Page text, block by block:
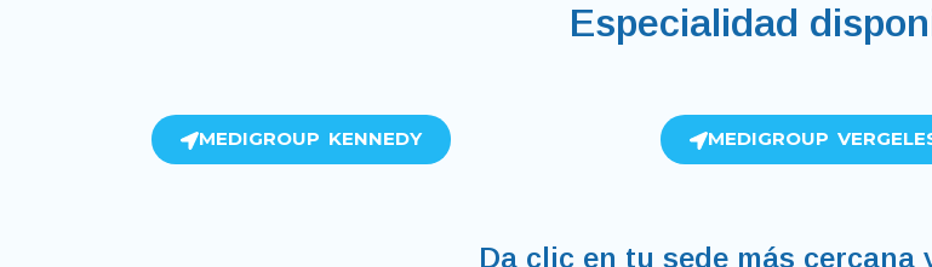
Especialidad
MEDIGROUP KENNEDY MEDIGROUP
Da clic en tu sede más cercana